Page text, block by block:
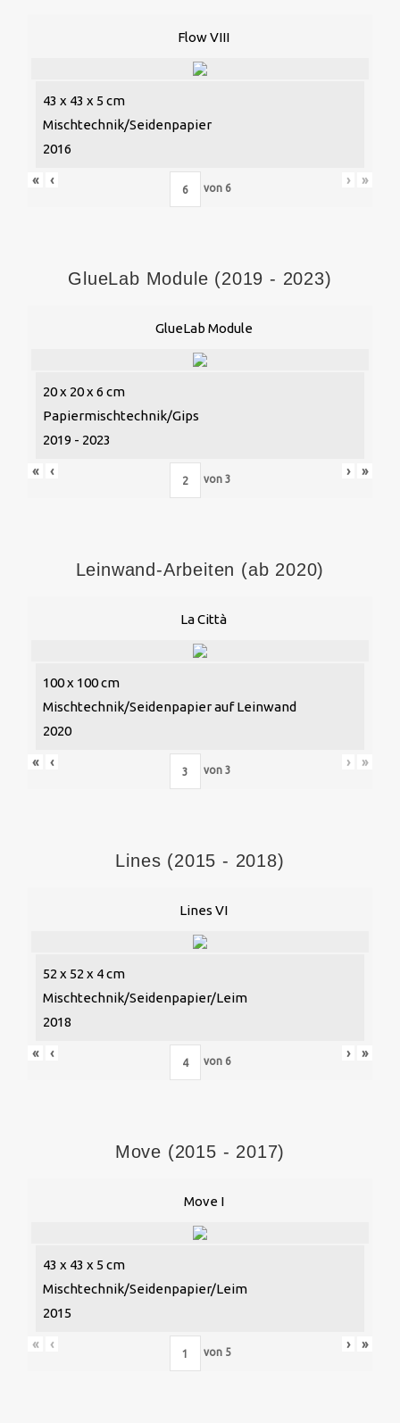
Flow VIII
43 x 43 x 5 cm
Mischtechnik/Seidenpapier
2016
« ‹
von 6
› »
GlueLab Module (2019 - 2023)
GlueLab Module
20 x 20 x 6 cm
Papiermischtechnik/Gips
2019 - 2023
« ‹
von 3
› »
Leinwand-Arbeiten (ab 2020)
La Città
100 x 100 cm
Mischtechnik/Seidenpapier auf Leinwand
2020
« ‹
von 3
› »
Lines (2015 - 2018)
Lines VI
52 x 52 x 4 cm
Mischtechnik/Seidenpapier/Leim
2018
« ‹
von 6
› »
Move (2015 - 2017)
Move I
43 x 43 x 5 cm
Mischtechnik/Seidenpapier/Leim
2015
« ‹
von 5
› »